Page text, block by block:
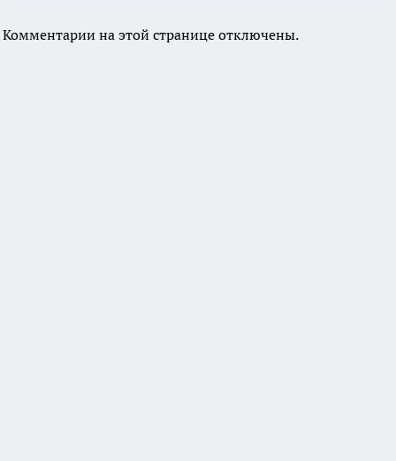
Комментарии на этой странице отключены.